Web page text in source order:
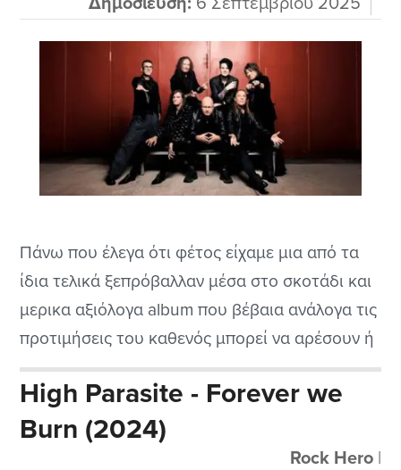
Πάνω που έλεγα ότι φέτος είχαμε μια από τα
ίδια τελικά ξεπρόβαλλαν μέσα στο σκοτάδι και
μερικα αξιόλογα album που βέβαια ανάλογα τις
προτιμήσεις του καθενός μπορεί να αρέσουν ή
και μπορεί να περάσουν στα αζήτητα. Επειδή
εδώ έχω να κάνω με το 17ο cd των θρυλικών
Helloween που τους ακούω για πολλά χρόνια
High Parasite - Forever we
Burn (2024)
Rock Hero|